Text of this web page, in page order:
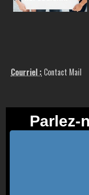
Courriel : Contact Mail